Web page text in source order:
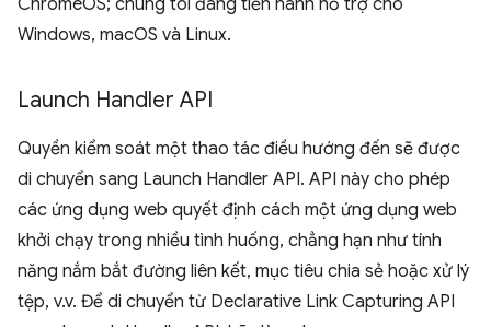
ChromeOS; chúng tôi đang tiến hành hỗ trợ cho
Windows, macOS và Linux.
Launch Handler API
Quyền kiểm soát một thao tác điều hướng đến sẽ được
di chuyển sang Launch Handler API. API này cho phép
các ứng dụng web quyết định cách một ứng dụng web
khởi chạy trong nhiều tình huống, chẳng hạn như tính
năng nắm bắt đường liên kết, mục tiêu chia sẻ hoặc xử lý
tệp, v.v. Để di chuyển từ Declarative Link Capturing API